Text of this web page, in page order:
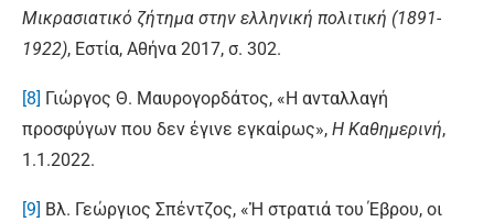
Μικρασιατικό ζήτημα στην ελληνική πολιτική (1891-
1922), Εστία, Αθήνα 2017, σ. 302.
[8] Γιώργος Θ. Μαυρογορδάτος, «Η ανταλλαγή
προσφύγων που δεν έγινε εγκαίρως», Η Καθημερινή,
1.1.2022.
[9] Βλ. Γεώργιος Σπέντζος, «Ἡ στρατιά του Έβρου, οι